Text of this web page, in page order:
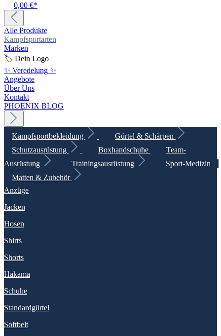
0,00 €*
Alle Produkte
Kampfsportarten
Marken
🏷️ Dein Logo
✨ Veredelung ✨
Angebote
Über Uns
Kontakt
PHOENIX BLOG
Kampfsportbekleidung
Gürtel & Schärpen
Schutzausrüstung
Boxhandschuhe
Team-
Ausrüstung
Trainingsausrüstung
Sport-Medizin
Matten & Zubehör
Anzüge
Jacken
Hosen
Shirts
Shorts
Hakama
Schuhe
Standardgürtel
Softbelt